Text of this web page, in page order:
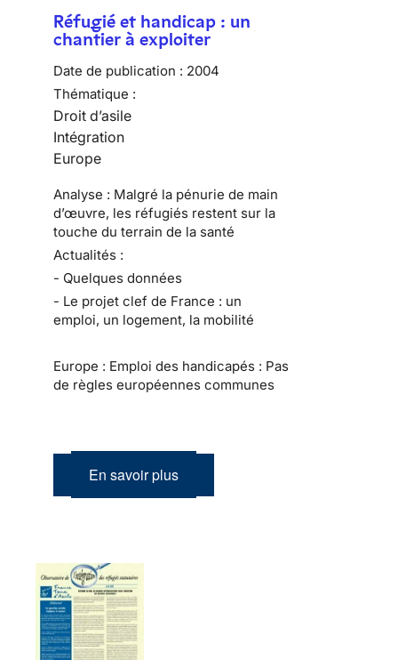
Réfugié et handicap : un
chantier à exploiter
Date de publication : 2004
Thématique :
Droit d’asile
Intégration
Europe
Analyse : Malgré la pénurie de main
d’œuvre, les réfugiés restent sur la
touche du terrain de la santé
Actualités :
- Quelques données
- Le projet clef de France : un
emploi, un logement, la mobilité
Europe : Emploi des handicapés : Pas
de règles européennes communes
En savoir plus